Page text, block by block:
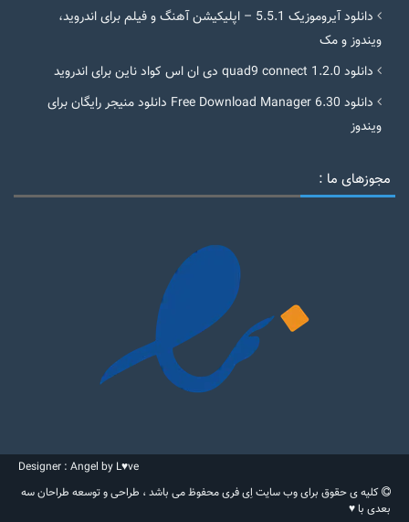
دانلود آیروموزیک 5.5.1 – اپلیکیشن آهنگ و فیلم برای اندروید،
ویندوز و مک
دانلود quad9 connect 1.2.0 دی ان اس کواد ناین برای اندروید
دانلود Free Download Manager 6.30 دانلود منیجر رایگان برای
ویندوز
مجوزهای ما :
Designer : Angel by L♥ve
کلیه ی حقوق برای وب سایت اِی فری محفوظ می باشد ، طراحی و توسعه طراحان سه
بعدی با ♥